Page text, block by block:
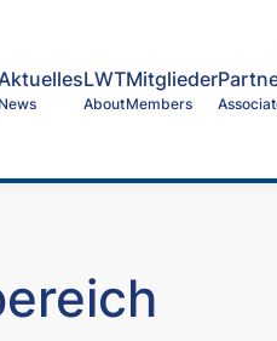
Aktuelles
News
LWT
About
Mitglieder
Members